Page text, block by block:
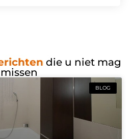
die u niet mag
missen
BLOG